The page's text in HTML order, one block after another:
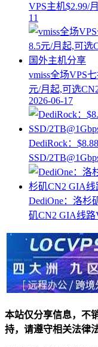
VPS主机$2.99/
11
vmiss全场VPS
元/月起,可选
2026-06-17
DediRock：
SSD/
DediOne：洛杉
矶CN2 GIA线路
本站仅分享信息，不
持，请遵守相关法律